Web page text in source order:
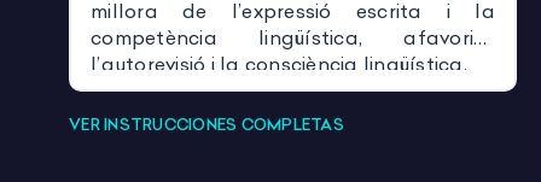
millora de l’expressió escrita i la
competència lingüística, afavorint
l’autorevisió i la consciència lingüística.
VER INSTRUCCIONES COMPLETAS